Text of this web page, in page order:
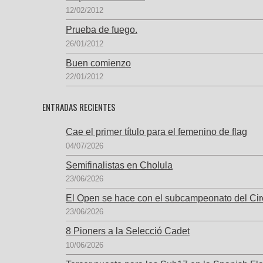
12/02/2012
Prueba de fuego.
26/01/2012
Buen comienzo
22/01/2012
ENTRADAS RECIENTES
Cae el primer título para el femenino de flag
04/07/2026
Semifinalistas en Cholula
23/06/2026
El Open se hace con el subcampeonato del
23/06/2026
8 Pioners a la Selecció Cadet
10/06/2026